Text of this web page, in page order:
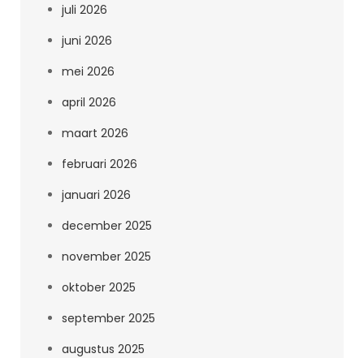
juli 2026
juni 2026
mei 2026
april 2026
maart 2026
februari 2026
januari 2026
december 2025
november 2025
oktober 2025
september 2025
augustus 2025